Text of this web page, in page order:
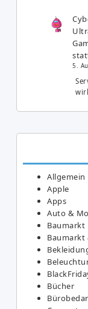
5.
Allgemein
Apple
Apps
Auto &
Baumarkt
Baumarkt
Bücher